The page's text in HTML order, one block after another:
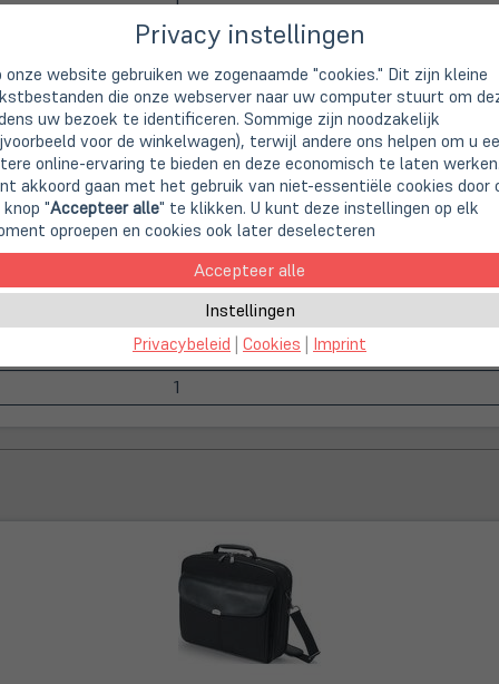
Privacy instellingen
onze website gebruiken we zogenaamde "cookies." Dit zijn kleine
die onze webserver naar uw computer stuurt om
uw bezoek te identificeren. Sommige zijn noodzakelijk
voor de winkelwagen), terwijl andere ons helpen om u
online-ervaring te bieden en deze economisch te laten
akkoord gaan met het gebruik van niet-essentiële cookies door
knop "Accepteer alle" te klikken. U kunt deze instellingen op elk
oproepen en cookies ook later deselecteren
Accepteer alle
Instellingen
Privacybeleid | Cookies | Imprint